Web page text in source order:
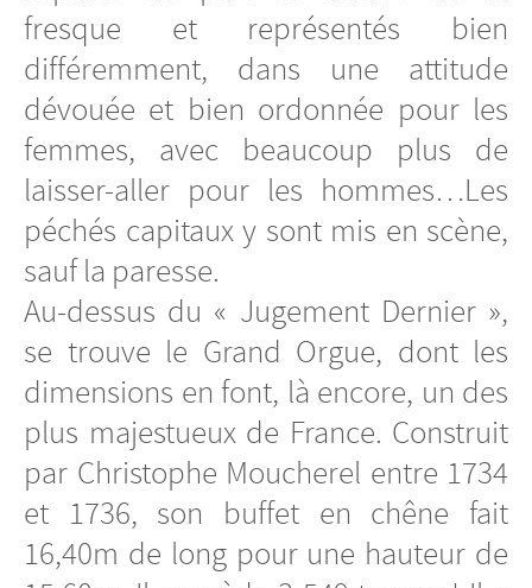
fresque et représentés bien
différemment, dans une attitude
dévouée et bien ordonnée pour les
femmes, avec beaucoup plus de
laisser-aller pour les hommes…Les
péchés capitaux y sont mis en scène,
sauf la paresse.
Au-dessus du « Jugement Dernier »,
se trouve le Grand Orgue, dont les
dimensions en font, là encore, un des
plus majestueux de France. Construit
par Christophe Moucherel entre 1734
et 1736, son buffet en chêne fait
16,40m de long pour une hauteur de